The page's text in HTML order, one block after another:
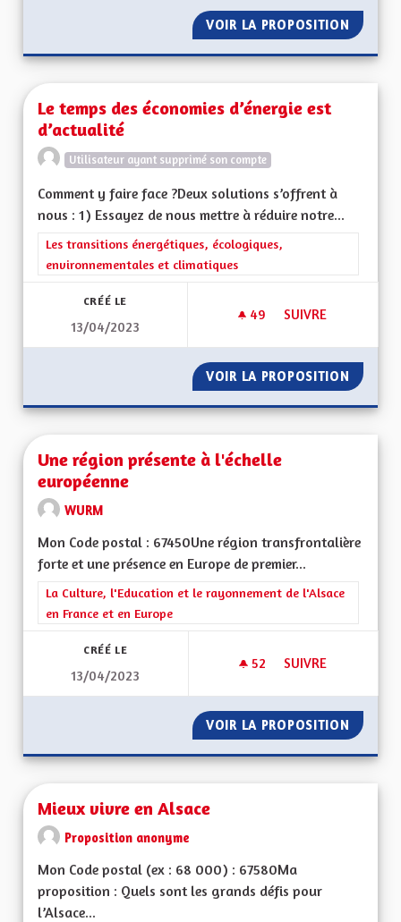
VOIR LA PROPOSITION
Le temps des économies d’énergie est
d’actualité
Utilisateur ayant supprimé son compte
Comment y faire face ?Deux solutions s’offrent à
nous : 1) Essayez de nous mettre à réduire notre...
Filtrer les résultats de la catégorie : Les transitions
Les transitions énergétiques, écologiques,
environnementales et climatiques
CRÉÉ LE
13/04/2023
49 49 ABONNÉS
SUIVRE
VOIR LA PROPOSITION LE
Une région présente à l'échelle
européenne
WURM
Mon Code postal : 67450Une région transfrontalière
forte et une présence en Europe de premier...
Filtrer les résultats de la catégorie : La Culture, l'Education et
La Culture, l'Education et le rayonnement de l'Alsace
en France et en Europe
CRÉÉ LE
13/04/2023
52 52 ABONNÉS
SUIVRE
VOIR LA PROPOSITION UNE
Mieux vivre en Alsace
Proposition anonyme
Mon Code postal (ex : 68 000) : 67580Ma
proposition : Quels sont les grands défis pour
l’Alsace...